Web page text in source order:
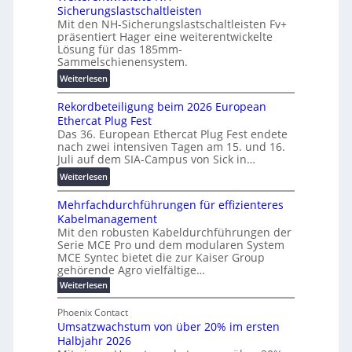
e
T
r
a
n
s
p
a
r
e
n
z
:
F
o
r
s
c
h
u
n
g
s
f
ö
e
r
u
n
g
b
r
a
u
l
t
a
-
X
2
0
2
7
w
i
r
d
z
u
m
E
n
e
r
g
u
b
Sicherungslastschaltleisten
Mit den NH-Sicherungslastschaltleisten Fv+
präsentiert Hager eine weiterentwickelte
Lösung für das 185mm-
Sammelschienensystem.
Weiterlesen:
W
e
i
t
e
r
e
n
t
w
i
c
k
e
l
e
N
H
Rekordbeteiligung beim 2026 European
Ethercat Plug Fest
Das 36. European Ethercat Plug Fest endete
nach zwei intensiven Tagen am 15. und 16.
Juli auf dem SIA-Campus von Sick in…
Weiterlesen:
R
e
k
o
r
d
b
e
e
i
l
Mehrfachdurchführungen für effizienteres
Kabelmanagement
Mit den robusten Kabeldurchführungen der
Serie MCE Pro und dem modularen System
MCE Syntec bietet die zur Kaiser Group
gehörende Agro vielfältige…
Weiterlesen:
M
h
r
f
Phoenix Contact
Umsatzwachstum von über 20% im ersten
Halbjahr 2026